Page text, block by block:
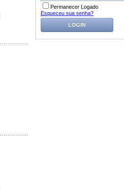
Permanecer Logado
Esqueceu sua senha?
LOGIN